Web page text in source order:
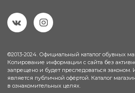
©2013-2024. Официальный каталог обувных
Копирование информации с сайта без
запрещено и будет преследоваться
является публичной офёртой. Каталог
в ознакомительных целях.